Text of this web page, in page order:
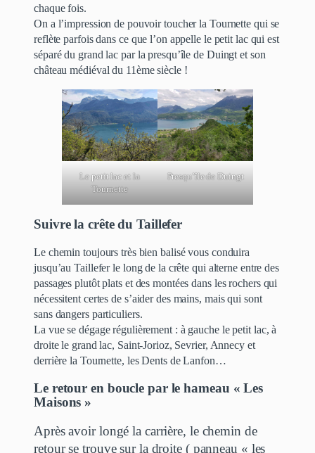
chaque fois.
On a l’impression de pouvoir toucher la Tournette qui se
reflète parfois dans ce que l’on appelle le petit lac qui est
séparé du grand lac par la presqu’île de Duingt et son
château médiéval du 11ème siècle !
Le petit lac et la
Tournette
Presqu’île de Duingt
Suivre la crête du Taillefer
Le chemin toujours très bien balisé vous conduira
jusqu’au Taillefer le long de la crête qui alterne entre des
passages plutôt plats et des montées dans les rochers qui
nécessitent certes de s’aider des mains, mais qui sont
sans dangers particuliers.
La vue se dégage régulièrement : à gauche le petit lac, à
droite le grand lac, Saint-Jorioz, Sevrier, Annecy et
derrière la Tournette, les Dents de Lanfon…
Le retour en boucle par le hameau « Les
Maisons »
Après avoir longé la carrière, le chemin de
retour se trouve sur la droite ( panneau « les